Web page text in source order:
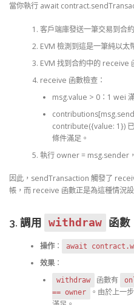
當你執行 await
客戶端庫發送一筆交易到合
EVM 檢測到這是一筆純以
EVM 找到合約中的 receive
receive 函數檢查：
msg.value > 0：1 wei
contribute({value: 1})
條件滿足。
執行 owner = msg.sender
因此，sendTransaction 觸發了
帳，而 receive 函數正是為這種情況設
3. 調用 withdraw 函數
操作： await
效果：
withdraw 函數有
== owner
。由於上一